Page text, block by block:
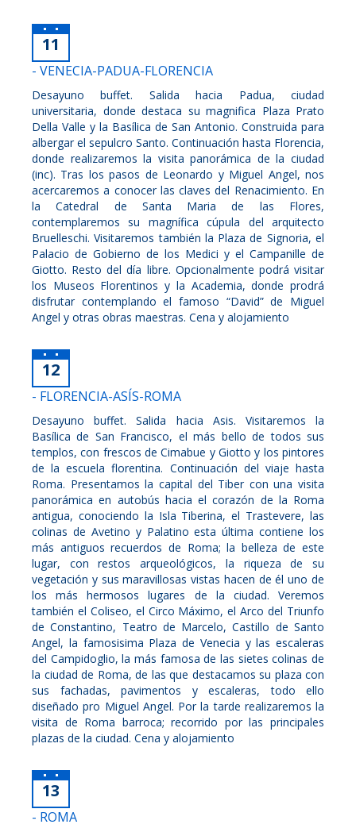
11
- VENECIA-PADUA-FLORENCIA
Desayuno buffet. Salida hacia Padua, ciudad
universitaria, donde destaca su magnifica Plaza Prato
Della Valle y la Basílica de San Antonio. Construida para
albergar el sepulcro Santo. Continuación hasta Florencia,
donde realizaremos la visita panorámica de la ciudad
(inc). Tras los pasos de Leonardo y Miguel Angel, nos
acercaremos a conocer las claves del Renacimiento. En
la Catedral de Santa Maria de las Flores,
contemplaremos su magnífica cúpula del arquitecto
Bruelleschi. Visitaremos también la Plaza de Signoria, el
Palacio de Gobierno de los Medici y el Campanille de
Giotto. Resto del día libre. Opcionalmente podrá visitar
los Museos Florentinos y la Academia, donde prodrá
disfrutar contemplando el famoso “David” de Miguel
Angel y otras obras maestras. Cena y alojamiento
12
- FLORENCIA-ASÍS-ROMA
Desayuno buffet. Salida hacia Asis. Visitaremos la
Basílica de San Francisco, el más bello de todos sus
templos, con frescos de Cimabue y Giotto y los pintores
de la escuela florentina. Continuación del viaje hasta
Roma. Presentamos la capital del Tiber con una visita
panorámica en autobús hacia el corazón de la Roma
antigua, conociendo la Isla Tiberina, el Trastevere, las
colinas de Avetino y Palatino esta última contiene los
más antiguos recuerdos de Roma; la belleza de este
lugar, con restos arqueológicos, la riqueza de su
vegetación y sus maravillosas vistas hacen de él uno de
los más hermosos lugares de la ciudad. Veremos
también el Coliseo, el Circo Máximo, el Arco del Triunfo
de Constantino, Teatro de Marcelo, Castillo de Santo
Angel, la famosisima Plaza de Venecia y las escaleras
del Campidoglio, la más famosa de las sietes colinas de
la ciudad de Roma, de las que destacamos su plaza con
sus fachadas, pavimentos y escaleras, todo ello
diseñado pro Miguel Angel. Por la tarde realizaremos la
visita de Roma barroca; recorrido por las principales
plazas de la ciudad. Cena y alojamiento
13
- ROMA